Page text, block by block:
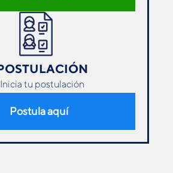
Inicia tu postulación
Postula aquí